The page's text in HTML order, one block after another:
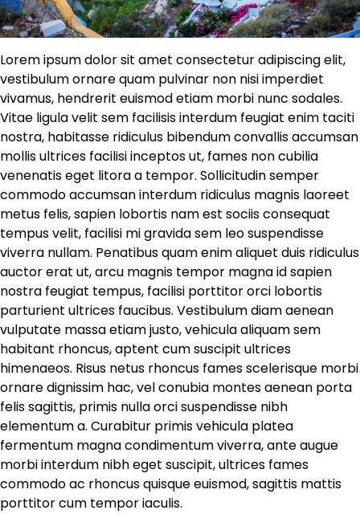
Lorem ipsum dolor sit amet consectetur adipiscing elit,
vestibulum ornare quam pulvinar non nisi imperdiet
vivamus, hendrerit euismod etiam morbi nunc sodales.
Vitae ligula velit sem facilisis interdum feugiat enim taciti
nostra, habitasse ridiculus bibendum convallis accumsan
mollis ultrices facilisi inceptos ut, fames non cubilia
venenatis eget litora a tempor. Sollicitudin semper
commodo accumsan interdum ridiculus magnis laoreet
metus felis, sapien lobortis nam est sociis consequat
tempus velit, facilisi mi gravida sem leo suspendisse
viverra nullam. Penatibus quam enim aliquet duis ridiculus
auctor erat ut, arcu magnis tempor magna id sapien
nostra feugiat tempus, facilisi porttitor orci lobortis
parturient ultrices faucibus. Vestibulum diam aenean
vulputate massa etiam justo, vehicula aliquam sem
habitant rhoncus, aptent cum suscipit ultrices
himenaeos. Risus netus rhoncus fames scelerisque morbi
ornare dignissim hac, vel conubia montes aenean porta
felis sagittis, primis nulla orci suspendisse nibh
elementum a. Curabitur primis vehicula platea
fermentum magna condimentum viverra, ante augue
morbi interdum nibh eget suscipit, ultrices fames
commodo ac rhoncus quisque euismod, sagittis mattis
porttitor cum tempor iaculis.